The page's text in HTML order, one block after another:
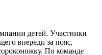
детей. Участники
впереди за пояс,
По команде